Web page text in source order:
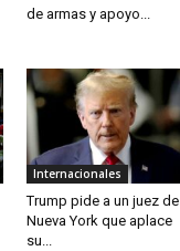
de armas y apoyo...
Internacionales
Trump pide a un juez de
Nueva York que aplace
su...